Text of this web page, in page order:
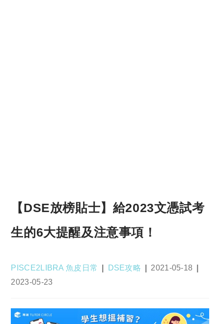
【DSE放榜貼士】給2023文憑試考
生的6大提醒及注意事項！
Post
author:
PISCE2LIBRA 魚皮日常
Post
DSE攻略
Post
2021-05-18
Post
2023-05-23